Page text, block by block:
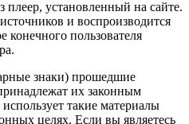
установленный на сайте.
и воспроизводится
конечного пользователя
знаки) прошедшие
их законным
такие материалы
целях. Если вы являетесь